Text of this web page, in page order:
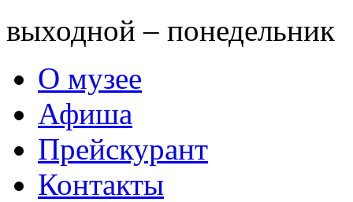
выходной – понедельник
О музее
Афиша
Прейскурант
Контакты